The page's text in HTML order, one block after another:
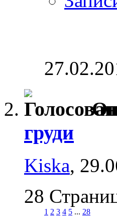
груди
Kiska,
28
1 2 3 4 5 ... 28